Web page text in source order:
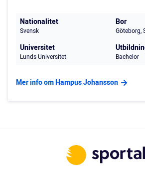
Nationalitet
Svensk
Bor
Göteborg,
Universitet
Lunds Universitet Bachelor
Mer info om Hampus Johansson